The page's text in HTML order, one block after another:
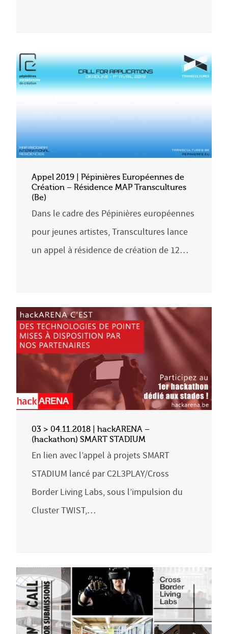
Appel 2019 | Pépinières Européennes de
Création – Résidence MAP Transcultures
(Be)
Dans le cadre des Pépinières européennes
pour jeunes artistes, Transcultures lance
un appel à résidence de création de 12…
03 > 04.11.2018 | hackARENA –
(hackathon) SMART STADIUM
En lien avec l’appel à projets SMART
STADIUM lancé par C2L3PLAY/Cross
Border Living Labs, sous l’impulsion du
Cluster TWIST,…